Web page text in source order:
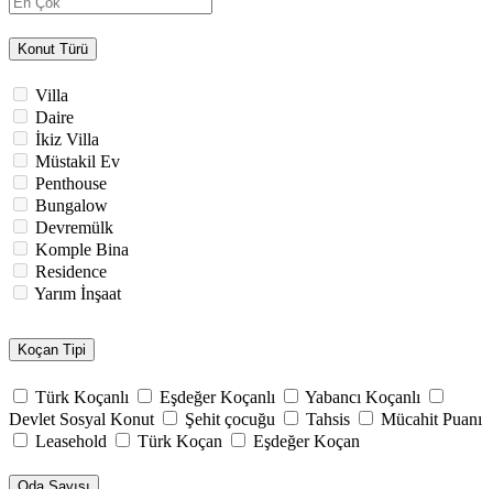
Konut Türü
Villa
Daire
İkiz Villa
Müstakil Ev
Penthouse
Bungalow
Devremülk
Komple Bina
Residence
Yarım İnşaat
Koçan Tipi
Türk Koçanlı Eşdeğer Koçanlı
Yabancı Koçanlı
Devlet Sosyal Konut
Şehit çocuğu Tahsis
Mücahit Puanı
Leasehold
Türk Koçan Eşdeğer Koçan